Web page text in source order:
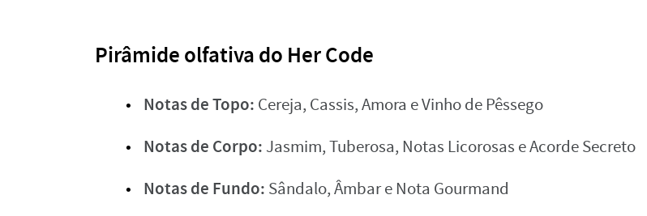
Pirâmide olfativa do Her Code
Notas de Topo: Cereja, Cassis,Amora eVinho de Pêssego
Notas de Corpo: Jasmim, Tuberosa, Notas Licorosas e Acorde Secreto
Notas de Fundo: Sândalo, Âmbar e Nota Gourmand